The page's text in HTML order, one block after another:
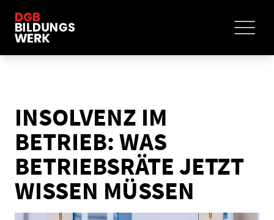
INSOLVENZ IM
BETRIEB: WAS
BETRIEBSRÄTE JETZT
WISSEN MÜSSEN